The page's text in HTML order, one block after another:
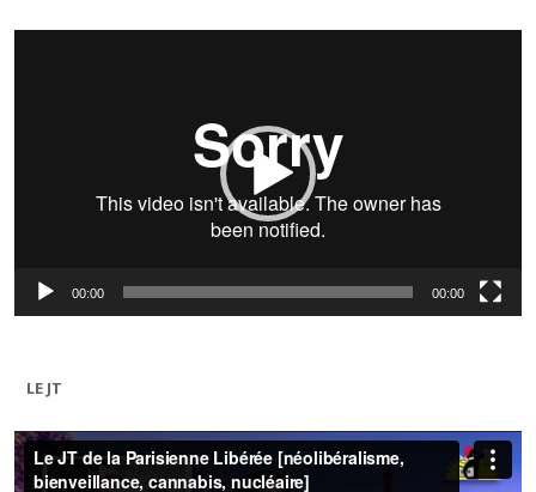
Lecteur
00:00 00:00
LE JT
Lecteur
vidéo